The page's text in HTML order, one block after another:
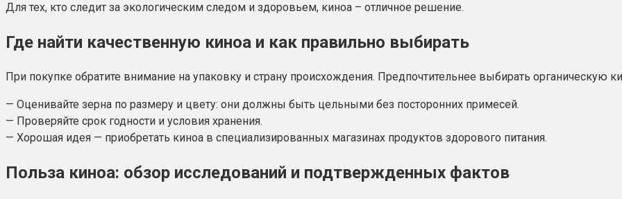
Для тех, кто следит за экологическим следом и здоровьем, киноа – отличное решение.
Где найти качественную киноа и как правильно выбирать
При покупке обратите внимание на упаковку и страну происхождения. Предпочтительнее выбирать
— Оценивайте зерна по размеру и цвету: они должны быть цельными без посторонних примесей.
— Проверяйте срок годности и условия хранения.
— Хорошая идея — приобретать киноа в специализированных магазинах продуктов здорового питания.
Польза киноа: обзор исследований и подтвержденных фактов